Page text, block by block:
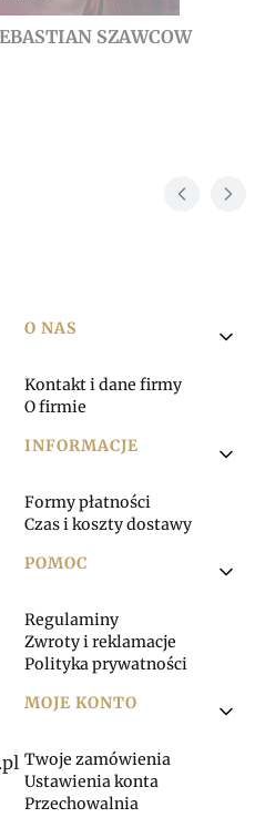
SZAWCOW
Linki w stopce
O NAS
Kontakt i dane firmy
O firmie
INFORMACJE
Formy płatności
Czas i koszty dostawy
POMOC
Regulaminy
Zwroty i reklamacje
Polityka prywatności
MOJE KONTO
Twoje zamówienia
Ustawienia konta
Przechowalnia